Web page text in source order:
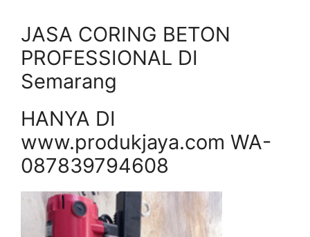
JASA CORING BETON
PROFESSIONAL DI
Semarang
HANYA DI
www.produkjaya.com WA-
087839794608